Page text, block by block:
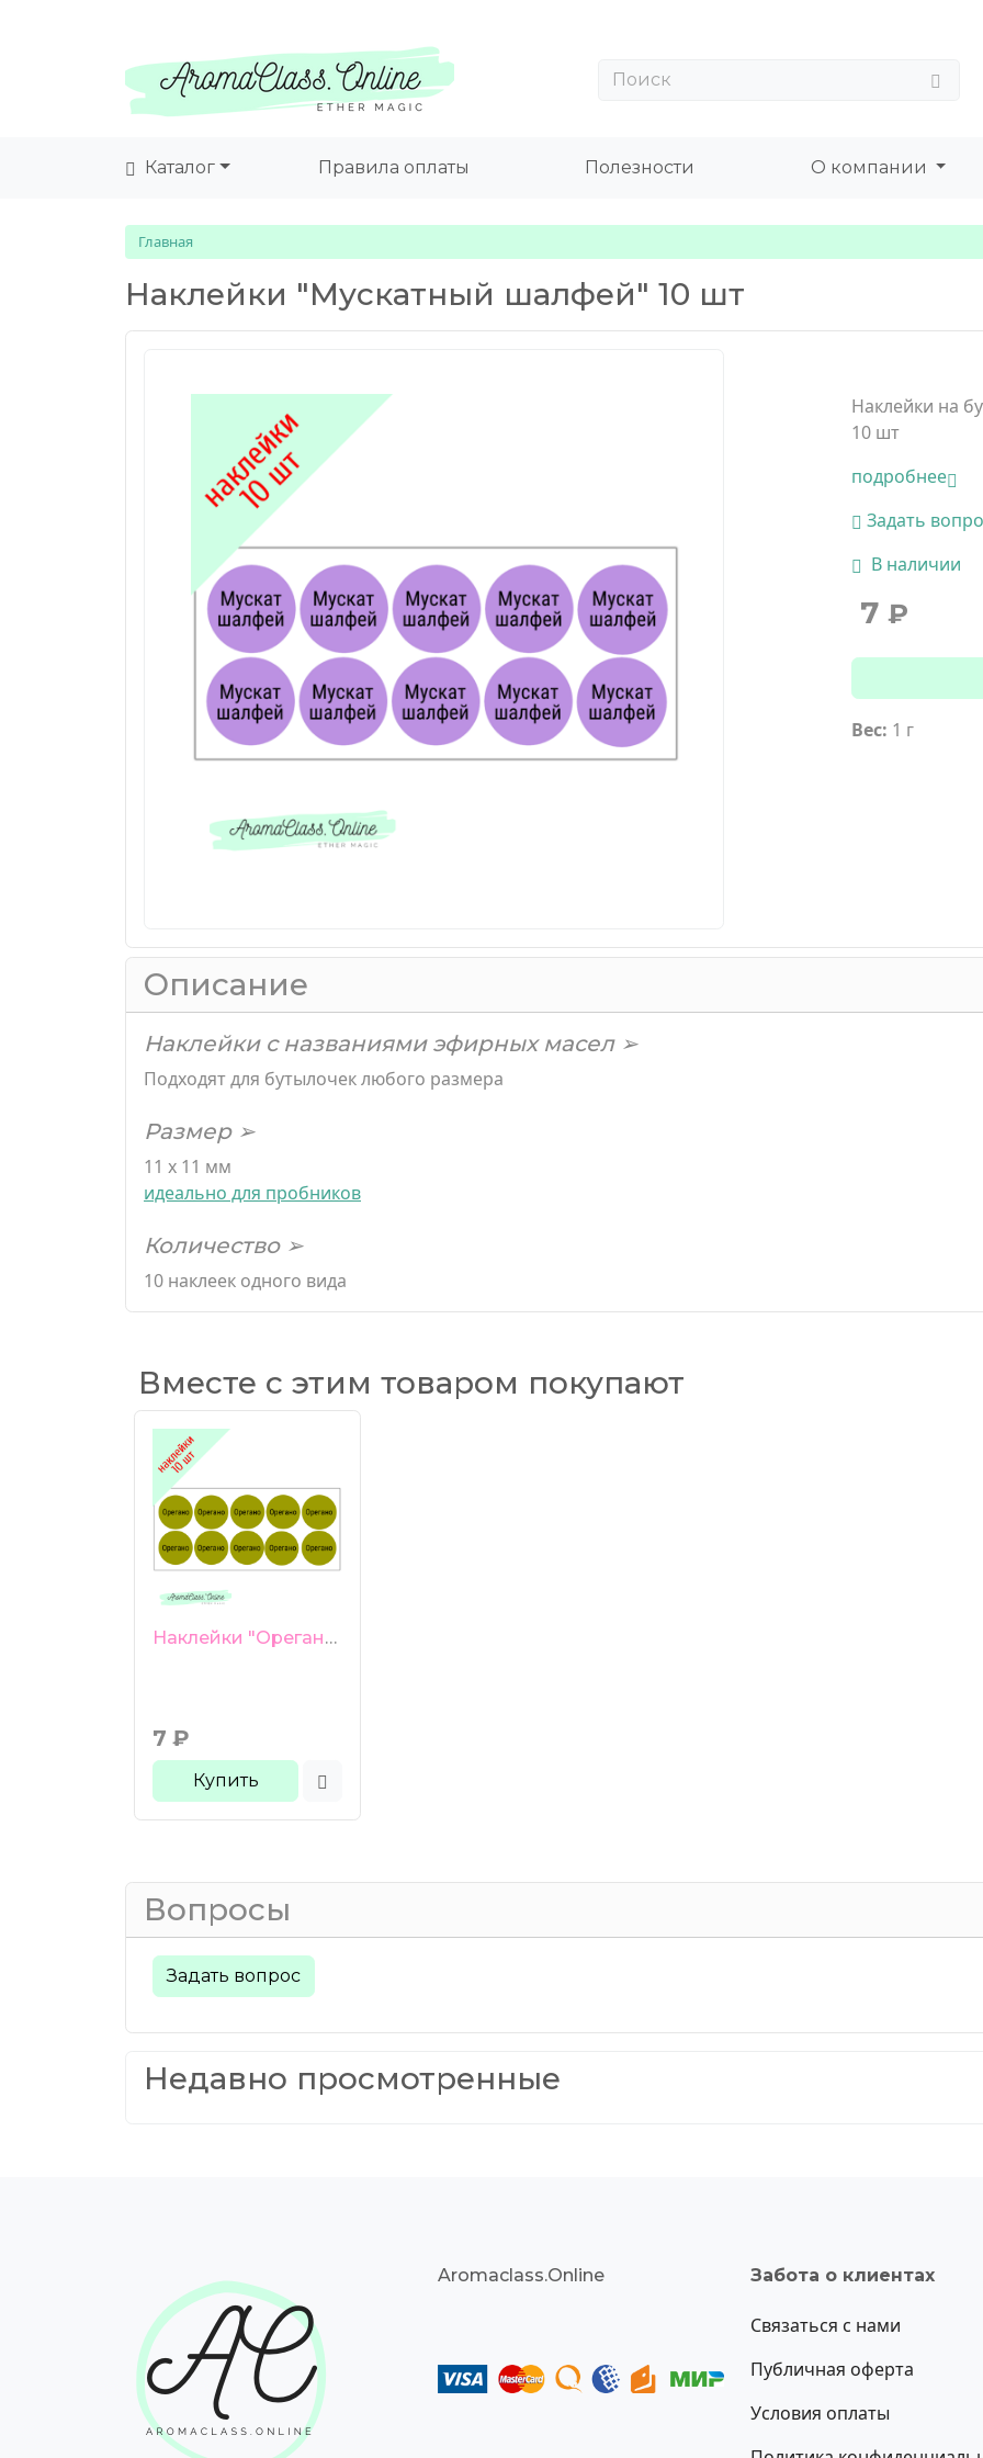
Каталог Правила оплаты Полезности О компании
Главная
Наклейки "Мускатный шалфей" 10 шт
Наклейки на
10 шт
подробнее
Задать
В наличии
7 ₽
Вес: 1 г
Описание
Наклейки с названиями эфирных масел ➢
Подходят для бутылочек любого размера
Размер ➢
11 х 11 мм
идеально для пробников
Количество ➢
10 наклеек одного вида
Вместе с этим товаром покупают
Наклейки "Орегано" 10 шт
7 ₽
Купить
Вопросы
Задать вопрос
Недавно просмотренные
Aromaclass.Online Забота о клиентах
Связаться с нами
Публичная оферта
Условия оплаты